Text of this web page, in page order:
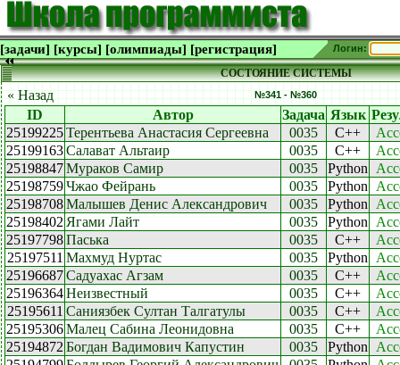
[задачи] [курсы] [олимпиады] [регистрация] Логин:
СОСТОЯНИЕ СИСТЕМЫ
« Назад №341 - №360
ID Автор Задача Язык
25199225Терентьева Анастасия Сергеевна 0035 C++
25199163Салават Альтаир 0035 C++
25198847Мураков Самир 0035 Python
25198759Чжао Фейрань 0035 Python
25198708Малышев Денис Александрович 0035 Python
25198402 Ягами Лайт 0035 Python
25197798Паська 0035 C++
25197511 Махмуд Нуртас 0035 Python
25196687Садуахас Агзам 0035 C++
25196364Неизвестный 0035 C++
25195611 Саниязбек Султан Талгатулы 0035 C++
25195306Малец Сабина Леонидовна 0035 C++
25194872 Богдан Вадимович Капустин 0035 Python